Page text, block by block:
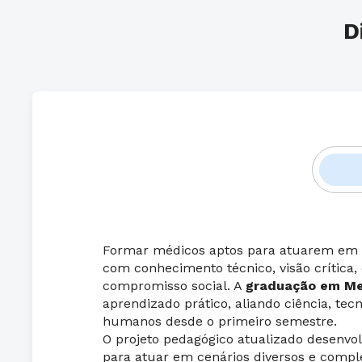
Formar médicos aptos para atuarem
com conhecimento técnico, visão crítica,
compromisso social. A graduação em
aprendizado prático, aliando ciência,
humanos desde o primeiro semestre.
O projeto pedagógico atualizado
para atuar em cenários diversos e